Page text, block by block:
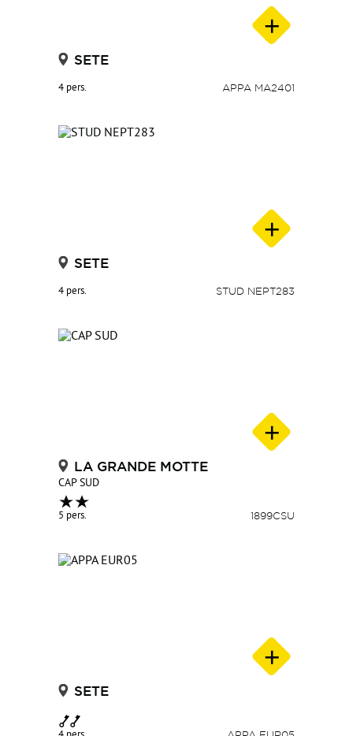
SETE
4 pers. APPA MA2401
SETE
4 pers. STUD NEPT283
LA GRANDE MOTTE
CAP SUD
5 pers. 1899CSU
SETE